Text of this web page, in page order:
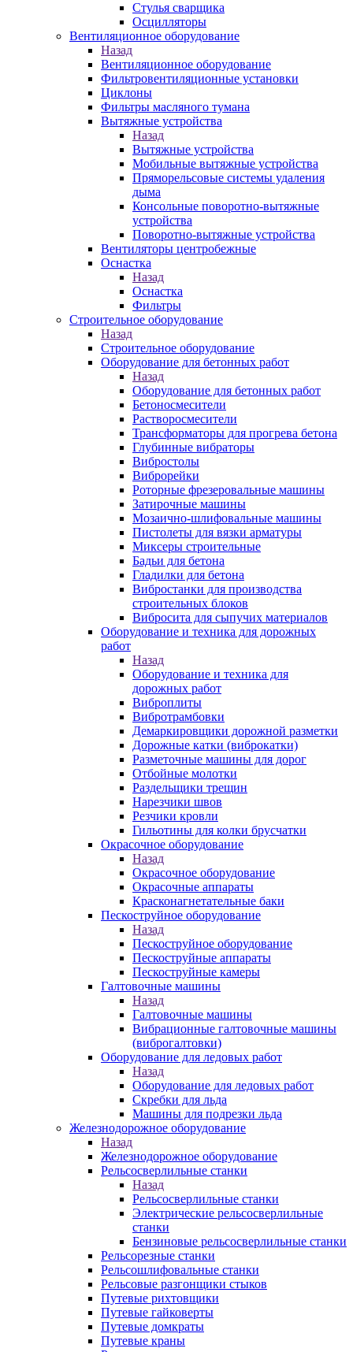
Стулья сварщика
Осцилляторы
Вентиляционное оборудование
Назад
Вентиляционное оборудование
Фильтровентиляционные установки
Циклоны
Фильтры масляного тумана
Вытяжные устройства
Назад
Вытяжные устройства
Мобильные вытяжные устройства
Пряморельсовые системы удаления
дыма
Консольные поворотно-вытяжные
устройства
Поворотно-вытяжные устройства
Вентиляторы центробежные
Оснастка
Назад
Оснастка
Фильтры
Строительное оборудование
Назад
Строительное оборудование
Оборудование для бетонных работ
Назад
Оборудование для бетонных работ
Бетоносмесители
Растворосмесители
Трансформаторы для прогрева бетона
Глубинные вибраторы
Вибростолы
Виброрейки
Роторные фрезеровальные машины
Затирочные машины
Мозаично-шлифовальные машины
Пистолеты для вязки арматуры
Миксеры строительные
Бадьи для бетона
Гладилки для бетона
Вибростанки для производства
строительных блоков
Вибросита для сыпучих материалов
Оборудование и техника для дорожных
работ
Назад
Оборудование и техника для
дорожных работ
Виброплиты
Вибротрамбовки
Демаркировщики дорожной разметки
Дорожные катки (виброкатки)
Разметочные машины для дорог
Отбойные молотки
Раздельщики трещин
Нарезчики швов
Резчики кровли
Гильотины для колки брусчатки
Окрасочное оборудование
Назад
Окрасочное оборудование
Окрасочные аппараты
Красконагнетательные баки
Пескоструйное оборудование
Назад
Пескоструйное оборудование
Пескоструйные аппараты
Пескоструйные камеры
Галтовочные машины
Назад
Галтовочные машины
Вибрационные галтовочные машины
(виброгалтовки)
Оборудование для ледовых работ
Назад
Оборудование для ледовых работ
Скребки для льда
Машины для подрезки льда
Железнодорожное оборудование
Назад
Железнодорожное оборудование
Рельсосверлильные станки
Назад
Рельсосверлильные станки
Электрические рельсосверлильные
станки
Бензиновые рельсосверлильные станки
Рельсорезные станки
Рельсошлифовальные станки
Рельсовые разгонщики стыков
Путевые рихтовщики
Путевые гайковерты
Путевые домкраты
Путевые краны